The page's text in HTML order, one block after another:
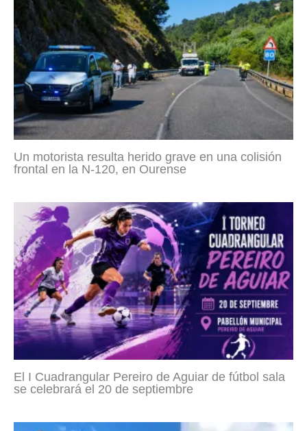
Un motorista resulta herido grave en una colisión
frontal en la N-120, en Ourense
El I Cuadrangular Pereiro de Aguiar de fútbol sala
se celebrará el 20 de septiembre